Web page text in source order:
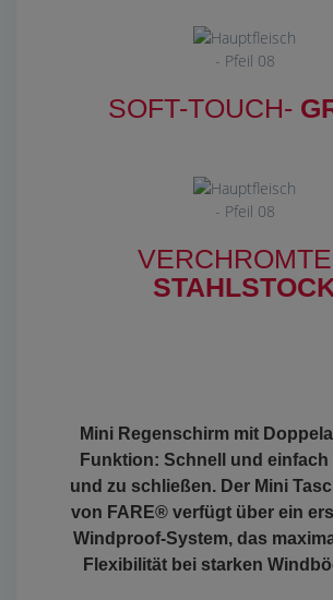
SOFT-TOUCH-
Mini Regenschirm mit
Funktion: Schnell und einfach
und zu schließen. Der Mini
von FARE® verfügt über ein
Windproof-System, das
Flexibilität bei starken